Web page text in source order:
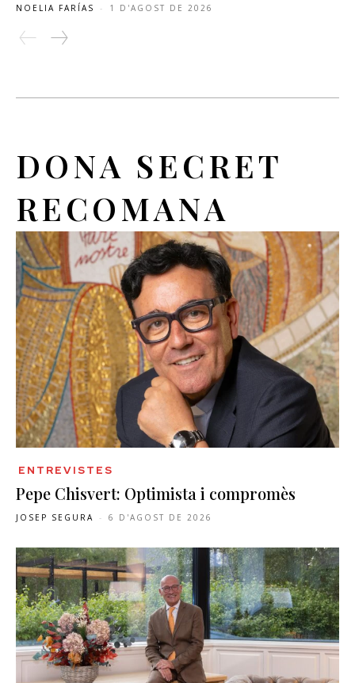
NOELIA FARÍAS - 1 D'AGOST DE 2026
DONA SECRET
RECOMANA
ENTREVISTES
Pepe Chisvert: Optimista i compromès
JOSEP SEGURA - 6 D'AGOST DE 2026